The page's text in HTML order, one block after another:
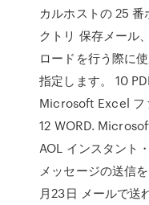
カルホストの 25
クトリ 保存メール
ロードを行う際に
指定します。 10
Microsoft Excel
12 WORD.
AOL インスタント
メッセージの送信
月23日 メールで送